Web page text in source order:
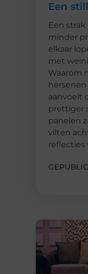
Een
Een
minder
elkaar
met
Waarom
aanvoelt
prettiger
panelen
vilten
reflecties